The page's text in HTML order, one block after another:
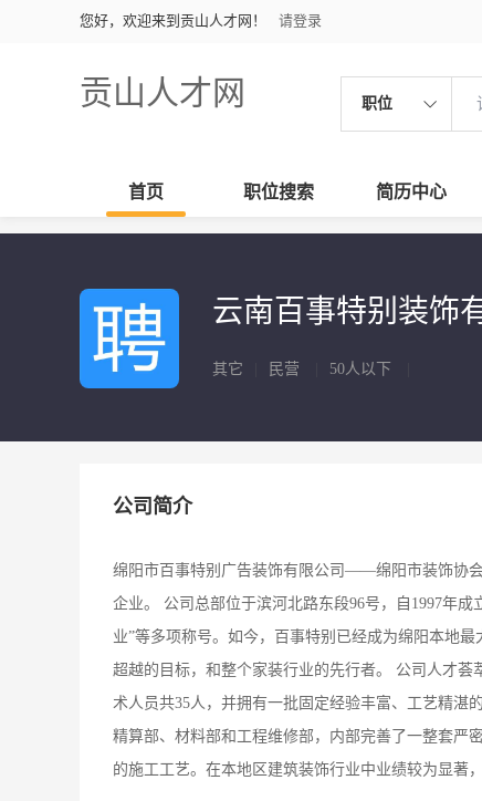
您好，欢迎来到贡山人才网！ 请登录
贡山人才网 职位
首页 职位搜索 简历中心
云南百事特别装饰
其它 民营 50人以下
公司简介
绵阳市百事特别广告装饰有限公司——绵阳市装饰协
企业。 公司总部位于滨河北路东段96号，自1997年
业”等多项称号。如今，百事特别已经成为绵阳本地
超越的目标，和整个家装行业的先行者。 公司人才
术人员共35人，并拥有一批固定经验丰富、工艺精湛
精算部、材料部和工程维修部，内部完善了一整套严
的施工工艺。在本地区建筑装饰行业中业绩较为显著